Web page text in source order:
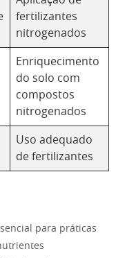
fertilizantes
nitrogenados
Enriquecimento
do solo com
compostos
nitrogenados
Uso adequado
de fertilizantes
para práticas